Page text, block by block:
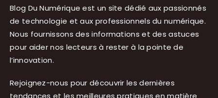
Blog Du Numérique est un site dédié aux passionnés
de technologie et aux professionnels du numérique.
Nous fournissons des informations et des astuces
pour aider nos lecteurs à rester à la pointe de
l’innovation.
Rejoignez-nous pour découvrir les dernières
tendances et les meilleures pratiques en matière